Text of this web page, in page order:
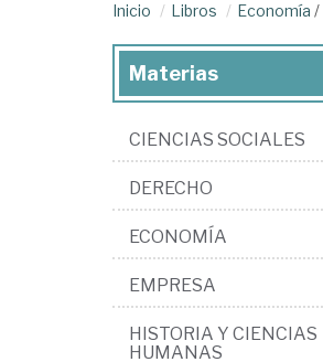
Inicio Libros Economía /
Materias
CIENCIAS SOCIALES
DERECHO
ECONOMÍA
EMPRESA
HISTORIA Y CIENCIAS
HUMANAS